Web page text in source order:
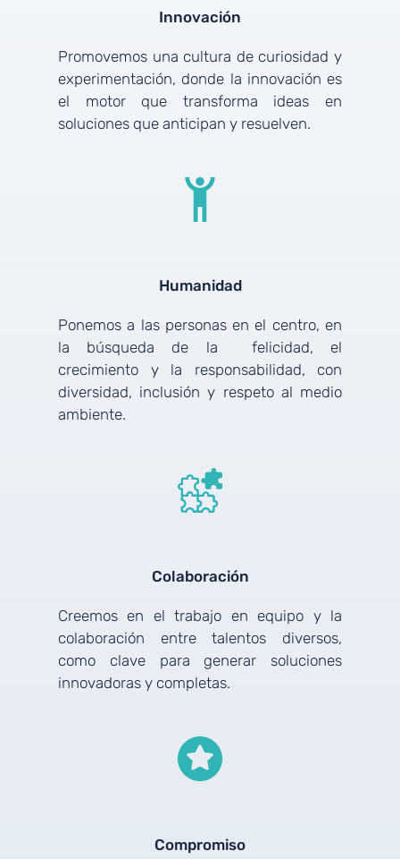
Innovación
Promovemos una cultura de curiosidad y
experimentación, donde la innovación es
el motor que transforma ideas en
soluciones que anticipan y resuelven.
Humanidad
Ponemos a las personas en el centro, en
la búsqueda de la felicidad, el
crecimiento y la responsabilidad, con
diversidad, inclusión y respeto al medio
ambiente.
Colaboración
Creemos en el trabajo en equipo y la
colaboración entre talentos diversos,
como clave para generar soluciones
innovadoras y completas.
Compromiso